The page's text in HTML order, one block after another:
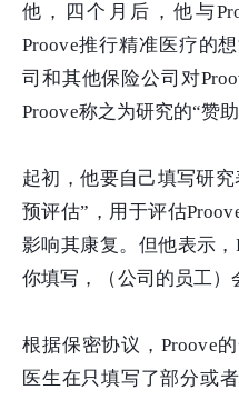
他，四个月后，他与
Proove推行精准医疗的
司和其他保险公司对
Proove称之为研究的“赞助
起初，他要自己填写研
预评估”，用于评估
影响其康复。但他表示
你填写，（公司的员工）
根据保密协议，Proove
医生在只填写了部分或